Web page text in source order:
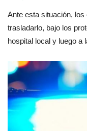
Ante esta situación,
trasladarlo, bajo los
hospital local y luego a